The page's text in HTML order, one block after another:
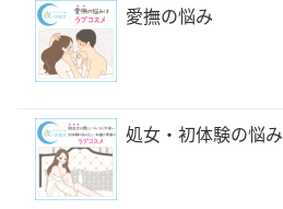
愛撫の悩み
処女・初体験の悩み